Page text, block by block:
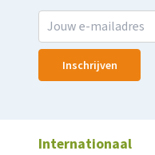
Inschrijven
Internationaal